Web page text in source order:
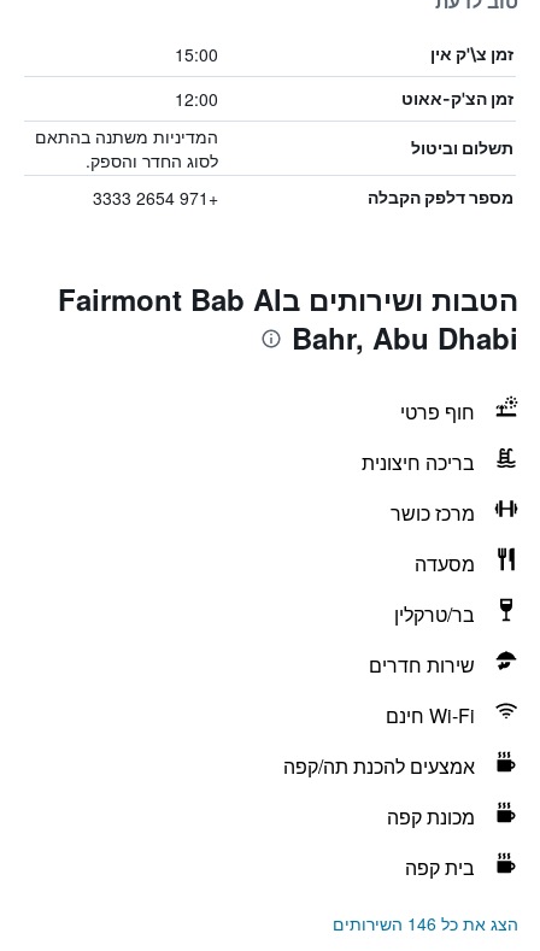
זמן צ\'ק אין 15:00
זמן הצ'ק-אאוט 12:00
תשלום וביטול
המדיניות משתנה בהתאם
לסוג החדר והספק.
מספר דלפק הקבלה +971 2654 3333
הטבות ושירותים בFairmont Bab Al
Bahr, Abu Dhabi
חוף פרטי
בריכה חיצונית
מרכז כושר
מסעדה
בר/טרקלין
שירות חדרים
Wi-Fi חינם
אמצעים להכנת תה/קפה
מכונת קפה
בית קפה
הצג את כל 146 השירותים